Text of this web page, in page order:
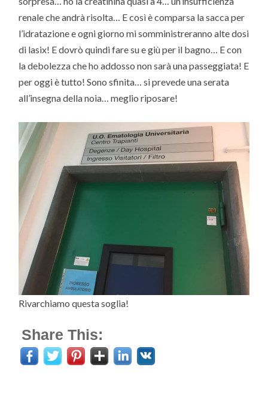
renale che andrà risolta… E così è comparsa la sacca per
l’idratazione e ogni giorno mi somministreranno alte dosi
di lasix! E dovrò quindi fare su e giù per il bagno… E con
la debolezza che ho addosso non sarà una passeggiata! E
per oggi è tutto! Sono sfinita… si prevede una serata
all’insegna della noia… meglio riposare!
Rivarchiamo questa soglia!
Share This: